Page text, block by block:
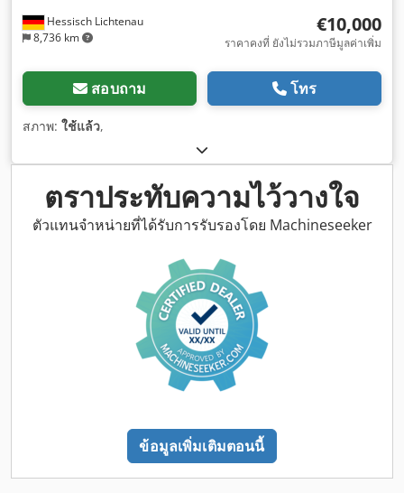
Hessisch Lichtenau
8,736 km
€10,000
ราคาคงที่ ยังไม่รวมภาษีมูลค่าเพิ่ม
สอบถาม โทร
สภาพ: ใช้แล้ว,
ตราประทับความไว้วางใจ
ตัวแทนจำหน่ายที่ได้รับการรับรองโดย Machineseeker
ข้อมูลเพิ่มเติมตอนนี้